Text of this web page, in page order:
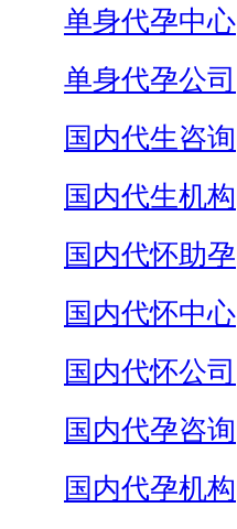
单身代孕中心
单身代孕公司
国内代生咨询
国内代生机构
国内代怀助孕
国内代怀中心
国内代怀公司
国内代孕咨询
国内代孕机构